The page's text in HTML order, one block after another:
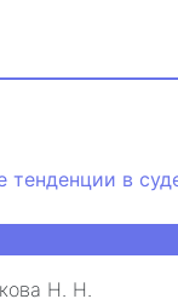
тенденции в
Н. Н.